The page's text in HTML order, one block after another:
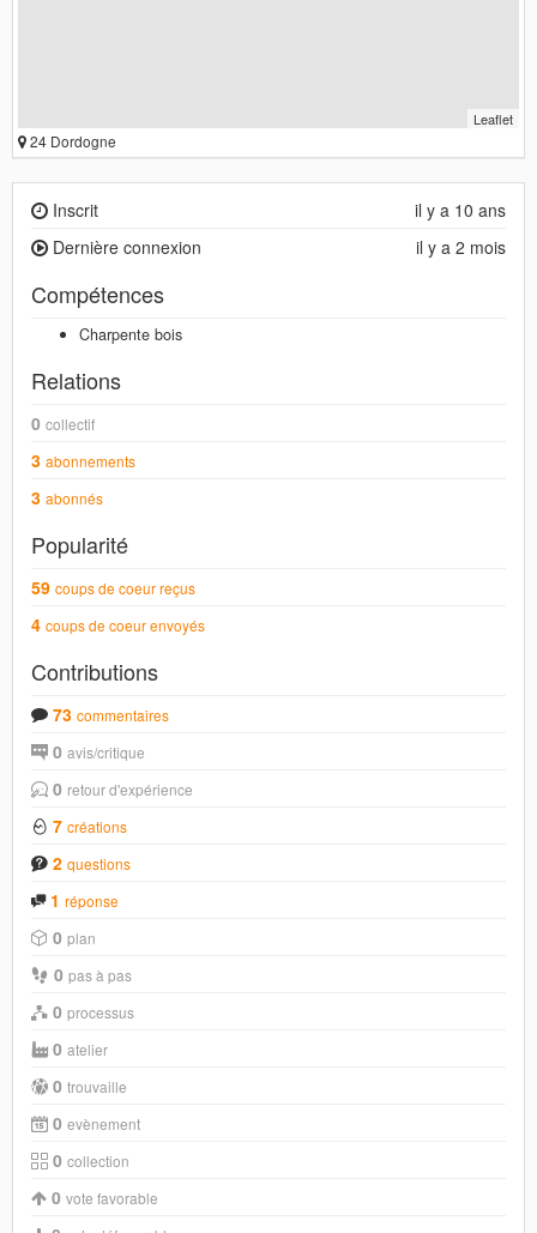
Leaflet
24 Dordogne
il y a 10 ans
Inscrit
il y a 2 mois
Dernière connexion
Compétences
Charpente bois
Relations
0 collectif
3 abonnements
3 abonnés
Popularité
59 coups de coeur reçus
4 coups de coeur envoyés
Contributions
73 commentaires
0 avis/critique
0 retour d'expérience
7 créations
2 questions
1 réponse
0 plan
0 pas à pas
0 processus
0 atelier
0 trouvaille
0 evènement
0 collection
0 vote favorable